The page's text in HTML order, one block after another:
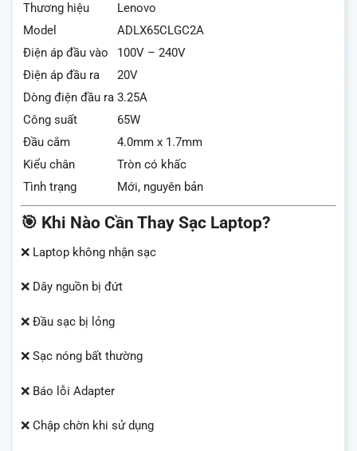
Thương hiệu
Lenovo
Model
ADLX65CLGC2A
Điện áp đầu vào
100V – 240V
Điện áp đầu ra
20V
Dòng điện đầu ra 3.25A
Công suất
65W
Đầu cắm
4.0mm x 1.7mm
Kiểu chân
Tròn có khấc
Tình trạng
Mới, nguyên bản
🎯 Khi Nào Cần Thay Sạc Laptop?
❌ Laptop không nhận sạc
❌ Dây nguồn bị đứt
❌ Đầu sạc bị lỏng
❌ Sạc nóng bất thường
❌ Báo lỗi Adapter
❌ Chập chờn khi sử dụng